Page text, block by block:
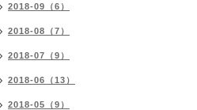
2018-09（6）
2018-08（7）
2018-07（9）
2018-06（13）
2018-05（9）